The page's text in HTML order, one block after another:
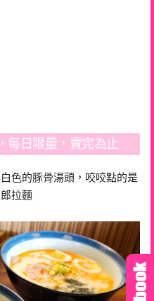
每日限量，賣完為止
色的豚骨湯頭，咬咬點的是
拉麵